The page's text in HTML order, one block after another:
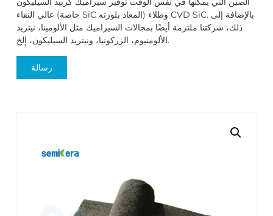
عالي النقاء (خاصة SiC المعاد بلورته) وطلاء CVD SiC. بالإضافة إلى
ذلك، شركتنا ملتزمة أيضًا بمجالات السيراميك مثل الألومينا، نيتريد
الألومنيوم، الزركونيا، ونيتريد السيليكون، إلخ.
رسالة